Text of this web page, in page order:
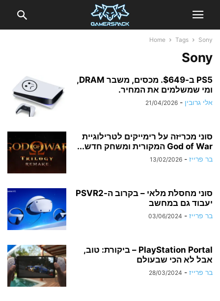
Home Tags Sony
Sony
PS5 ב-$649. מכסים, משבר DRAM,
ומי שמשלמים את המחיר.
אלי גרובין -
21/04/2026
סוני מכריזה על רימייקים לטרילוגיית
God of War המקורית ומשחק חדש...
בר פרייז -
13/02/2026
סוני מחסלת מלאי – בקרוב ה-PSVR2
יעבוד גם במחשב
בר פרייז -
03/06/2024
PlayStation Portal – ביקורת: טוב,
אבל לא הכי שבעולם
בר פרייז -
28/03/2024